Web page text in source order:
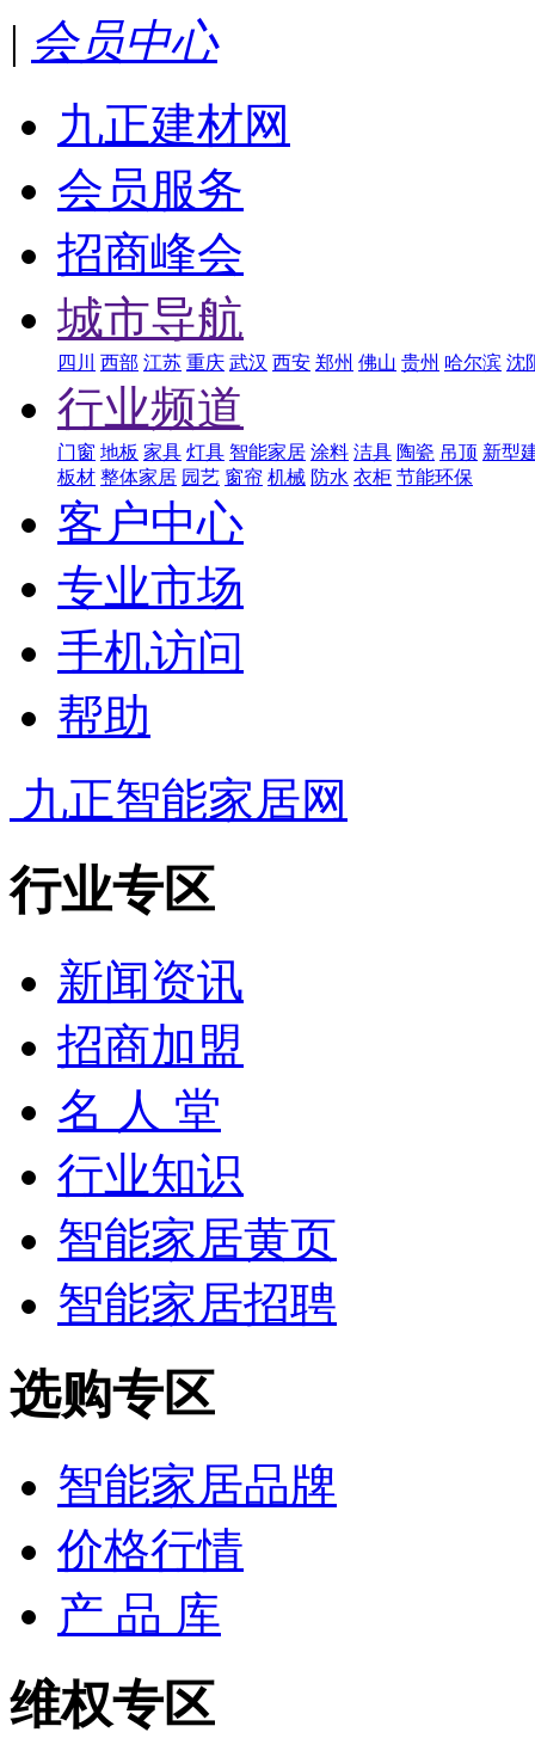
| 会员中心
九正建材网
会员服务
招商峰会
城市导航
四川 西部 江苏 重庆 武汉 西安 郑州 佛山 贵州 哈尔滨 沈
行业频道
门窗 地板 家具 灯具 智能家居 涂料 洁具 陶瓷 吊顶 新型
板材 整体家居 园艺 窗帘 机械 防水 衣柜 节能环保
客户中心
专业市场
手机访问
帮助
九正智能家居网
行业专区
新闻资讯
招商加盟
名 人 堂
行业知识
智能家居黄页
智能家居招聘
选购专区
智能家居品牌
价格行情
产 品 库
维权专区